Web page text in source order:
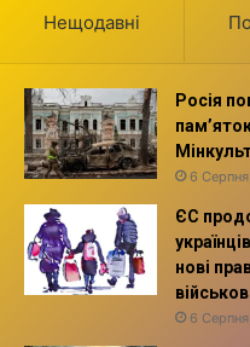
Нещодавні
Росія
6
ЄС
нові
6